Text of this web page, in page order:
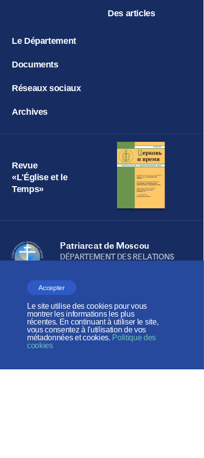
Accepter
Le site utilise des cookies pour vous
montrer les informations les plus
récentes. En continuant à utiliser le site,
vous consentez à l'utilisation de vos
métadonnées et cookies. Politique des
cookies
Des articles
Le Département
Documents
Réseaux sociaux
Archives
Revue
«L'Église et le
Temps»
Patriarcat de Moscou
DÉPARTEMENT DES RELATIONS
Веб-сайт создан при содействии
Фонда поддержки христианской
культуры и наследия